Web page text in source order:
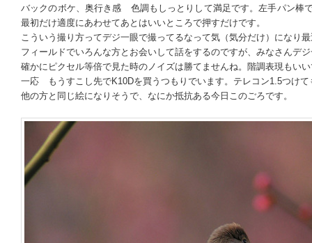
バックのボケ、奥行き感 色調もしっとりして満足です。左手パン棒
最初だけ適度にあわせてあとはいいところで押すだけです。
こういう撮り方ってデジ一眼で撮ってるなって気（気分だけ）になり
フィールドでいろんな方とお会いして話をするのですが、みなさんデ
確かにピクセル等倍で見た時のノイズは勝てませんね。階調表現もい
一応 もうすこし先でK10Dを買うつもりでいます。テレコン1.5つけて
他の方と同じ絵になりそうで、なにか抵抗ある今日このごろです。